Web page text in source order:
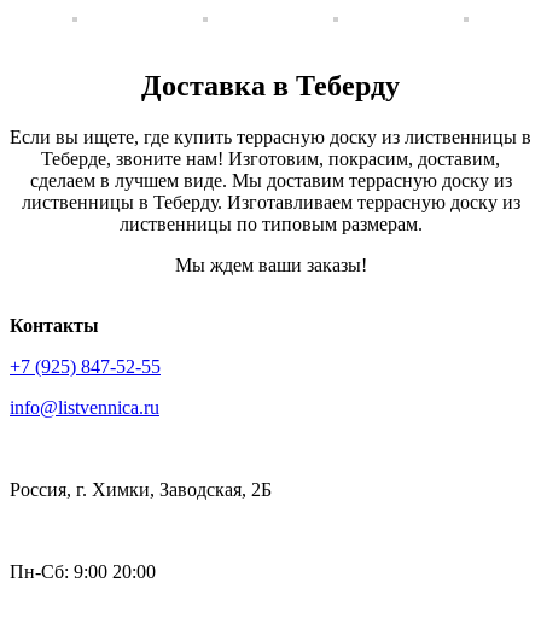
Доставка в Теберду
Если вы ищете, где купить террасную доску из лиственницы в
Теберде, звоните нам! Изготовим, покрасим, доставим,
сделаем в лучшем виде. Мы доставим террасную доску из
лиственницы в Теберду. Изготавливаем террасную доску из
лиственницы по типовым размерам.
Мы ждем ваши заказы!
Контакты
+7 (925) 847-52-55
info@listvennica.ru
Россия, г. Химки, Заводская, 2Б
Пн-Сб: 9:00 20:00